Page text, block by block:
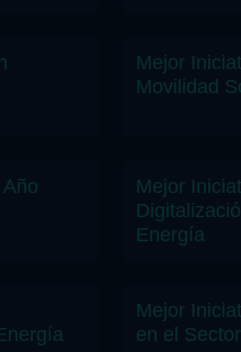
Mejor
Movilidad
Mejor
Energía
Mejor
en el